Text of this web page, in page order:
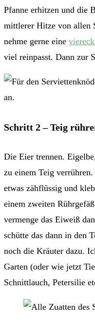
Pfanne erhitzen und die
mittlerer Hitze von allen
nehme gerne eine
viel reinpasst. Dann zur
Schritt 2 – Teig
Die Eier trennen.
zu einem Teig
etwas zähflüssig und
einem zweiten
vermenge das Eiweiß
schütte das dann in den
noch die Kräuter dazu.
Garten (oder wie jetzt
Schnittlauch, Petersilie